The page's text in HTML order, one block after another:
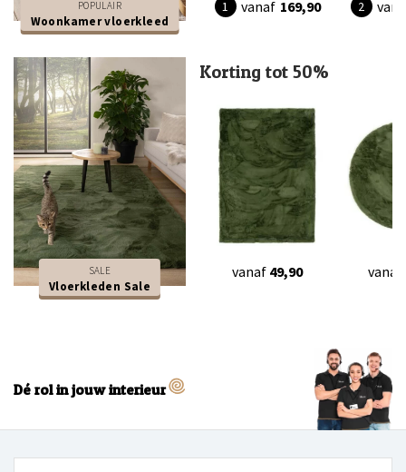
POPULAIR
Woonkamer vloerkleed
vanaf 169,90
SALE
Vloerkleden Sale
Korting tot 50%
vanaf 49,90 vanaf
Dé rol in jouw interieur